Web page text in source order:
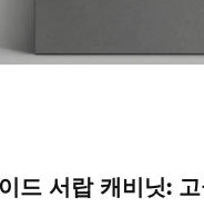
드 서랍 캐비닛: